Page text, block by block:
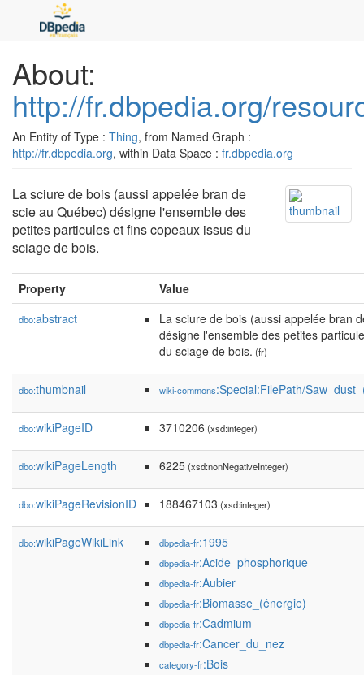
About:
http://fr.dbpedia.org/
An Entity of Type : Thing, from Named Graph :
http://fr.dbpedia.org, within Data Space : fr.dbpedia.org
La sciure de bois (aussi appelée bran de
scie au Québec) désigne l'ensemble des
petites particules et fins copeaux issus du
sciage de bois.
Property Value
dbo:abstract
La sciure de bois (aussi appelée bran
désigne l'ensemble des petites
du sciage de bois. (fr)
dbo:thumbnail wiki-commons:Special:FilePath/
dbo:wikiPageID 3710206 (xsd:integer)
dbo:wikiPageLength 6225(xsd:nonNegativeInteger)
dbo:wikiPageRevisionID 188467103 (xsd:integer)
dbo:wikiPageWikiLink dbpedia-fr:1995
dbpedia-fr:Acide_phosphorique
dbpedia-fr:Aubier
dbpedia-fr:Biomasse_(énergie)
dbpedia-fr:Cadmium
dbpedia-fr:Cancer_du_nez
category-fr:Bois